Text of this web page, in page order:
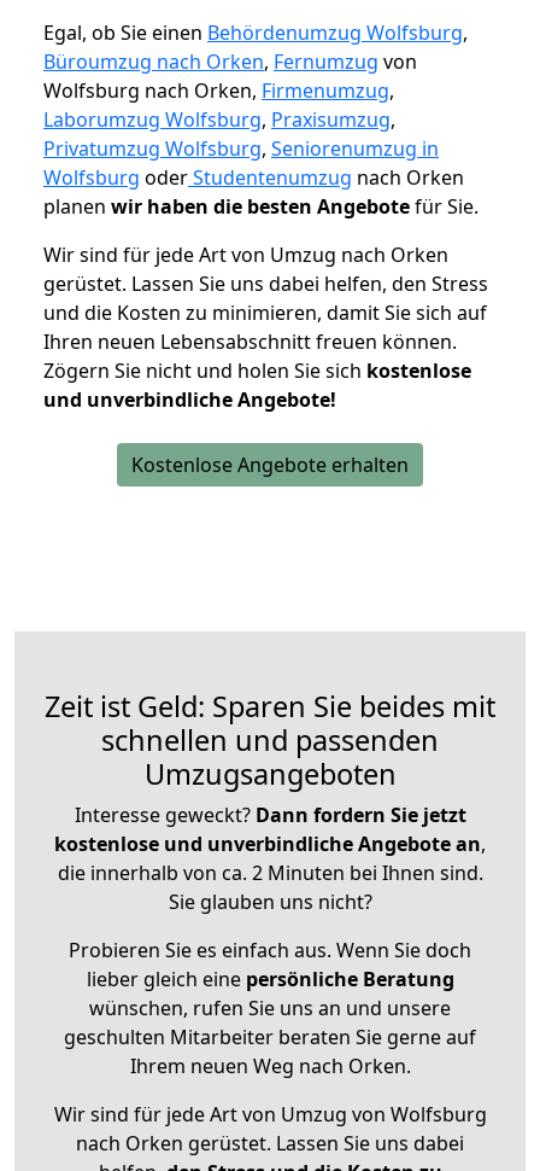
Egal, ob Sie einen Behördenumzug Wolfsburg,
Büroumzug nach Orken, Fernumzug von
Wolfsburg nach Orken, Firmenumzug,
Laborumzug Wolfsburg, Praxisumzug,
Privatumzug Wolfsburg, Seniorenumzug in
Wolfsburg oderStudentenumzug nach Orken
planen wir haben die besten Angebotefür Sie.
Wir sind für jede Art von Umzug nach Orken
gerüstet. Lassen Sie uns dabei helfen, den Stress
und die Kosten zu minimieren, damit Sie sich auf
Ihren neuen Lebensabschnitt freuen können.
Zögern Sie nicht und holen Sie sich kostenlose
und unverbindliche Angebote!
Kostenlose Angebote erhalten
Zeit ist Geld: Sparen Sie beides mit
schnellen und passenden
Umzugsangeboten
Interesse geweckt? Dann fordern Sie jetzt
kostenlose und unverbindliche Angebote an,
die innerhalb von ca. 2 Minuten bei Ihnen sind.
Sie glauben uns nicht?
Probieren Sie es einfach aus. Wenn Sie doch
lieber gleich eine persönliche Beratung
wünschen, rufen Sie uns an und unsere
geschulten Mitarbeiter beraten Sie gerne auf
Ihrem neuen Weg nach Orken.
Wir sind für jede Art von Umzug von Wolfsburg
nach Orken gerüstet. Lassen Sie uns dabei